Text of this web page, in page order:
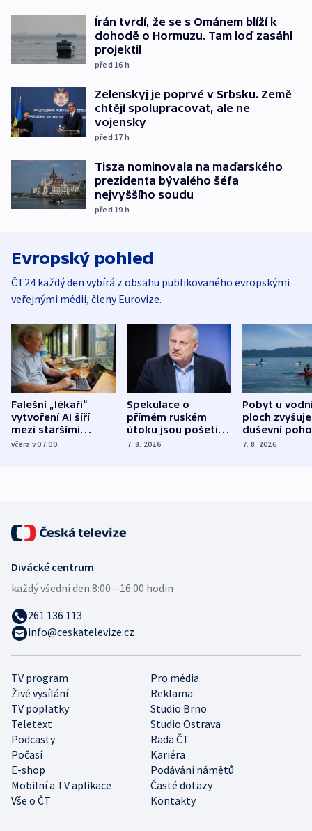
Írán tvrdí, že se s Ománem blíží k
dohodě o Hormuzu. Tam loď zasáhl
projektil
před 16 h
Zelenskyj je poprvé v Srbsku. Země
chtějí spolupracovat, ale ne
vojensky
před 17 h
Tisza nominovala na maďarského
prezidenta bývalého šéfa
nejvyššího soudu
před 19 h
Evropský pohled
ČT24 každý den vybírá z obsahu publikovaného evropskými
veřejnými médii, členy Eurovize.
Falešní „lékaři“
vytvoření AI šíří
mezi staršími
Poláky nebezpečné
včera v 07:00
Spekulace o
přímém ruském
útoku jsou pošetilé,
míní estonský
7. 8. 2026
Pobyt u
ploch zvyšuje
duševní
ukázala
7. 8. 2026
TV program
Pro média
Živé vysílání
Reklama
TV poplatky
Studio Brno
Teletext
Studio Ostrava
Podcasty
Rada ČT
Počasí
Kariéra
E-shop
Podávání námětů
Mobilní a TV aplikace
Časté dotazy
Vše o ČT
Kontakty
Divácké centrum
každý všední den:8:00—16:00 hodin
261 136 113
info@ceskatelevize.cz